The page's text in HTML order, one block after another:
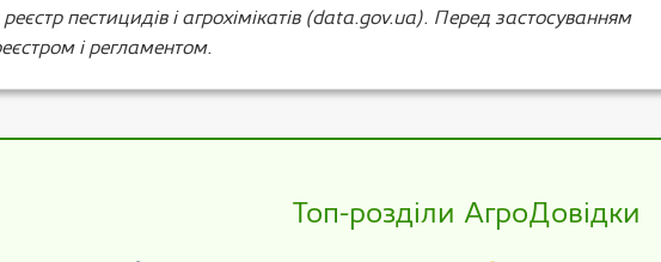
пестицидів і агрохімікатів (data.gov.ua). Перед застосуванням
і регламентом.
Топ-розділи АгроДовідки